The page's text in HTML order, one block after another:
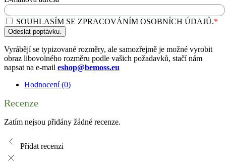
SOUHLASÍM SE ZPRACOVÁNÍM OSOBNÍCH ÚDAJŮ.*
Odeslat poptávku.
Vyrábějí se typizované rozměry, ale samozřejmě je možné vyrobit
obraz libovolného rozměru podle vašich požadavků, stačí nám
napsat na e-mail eshop@bemoss.eu
Hodnocení (0)
Recenze
Zatím nejsou přidány žádné recenze.
Přidat recenzi